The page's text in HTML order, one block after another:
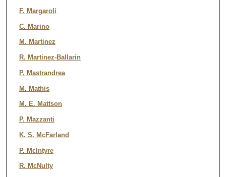
F. Margaroli
C. Marino
M. Martinez
R. Martinez-Ballarin
P. Mastrandrea
M. Mathis
M. E. Mattson
P. Mazzanti
K. S. McFarland
P. McIntyre
R. McNulty